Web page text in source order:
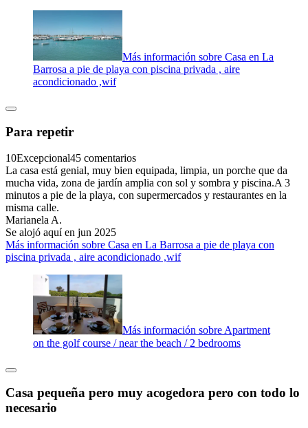
Más información sobre Casa en La
Barrosa a pie de playa con piscina privada , aire
acondicionado ,wif
Para repetir
10Excepcional45 comentarios
La casa está genial, muy bien equipada, limpia, un porche que da
mucha vida, zona de jardín amplia con sol y sombra y piscina.A 3
minutos a pie de la playa, con supermercados y restaurantes en la
misma calle.
Marianela A.
Se alojó aquí en jun 2025
Más información sobre Casa en La Barrosa a pie de playa con
piscina privada , aire acondicionado ,wif
Más información sobre Apartment
on the golf course / near the beach / 2 bedrooms
Casa pequeña pero muy acogedora pero con todo lo
necesario